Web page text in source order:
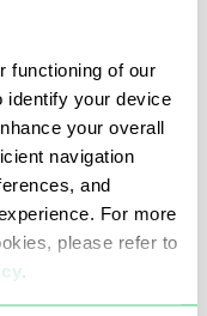
functioning of our
identify your device
your overall
navigation
and
For more
please refer to
.
Mit den vom Proxy-
überall
persönliche
für